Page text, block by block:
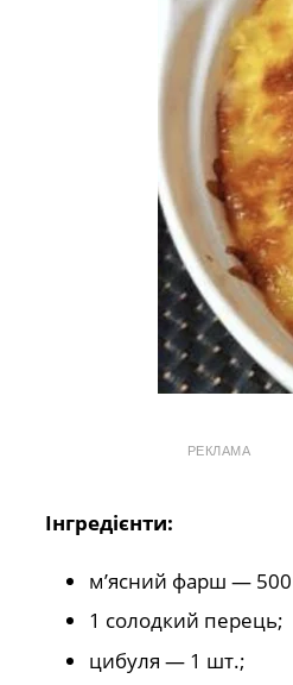
РЕКЛАМА
Інгредієнти:
м’ясний фарш — 500
1 солодкий перець;
цибуля — 1 шт.;